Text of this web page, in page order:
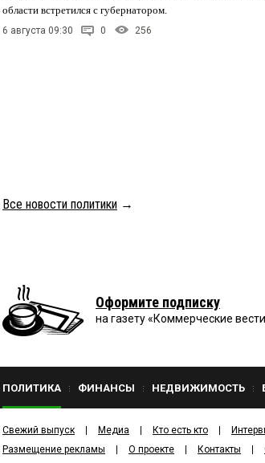
области встретился с губернатором.
6 августа 09:30 0 256
Все новости политики →
Оформите подписку
на газету «Коммерческие
ПОЛИТИКА ФИНАНСЫ НЕДВИЖИМОСТЬ
Свежий выпуск Медиа Кто есть кто
Размещение рекламы
О проекте Контакты